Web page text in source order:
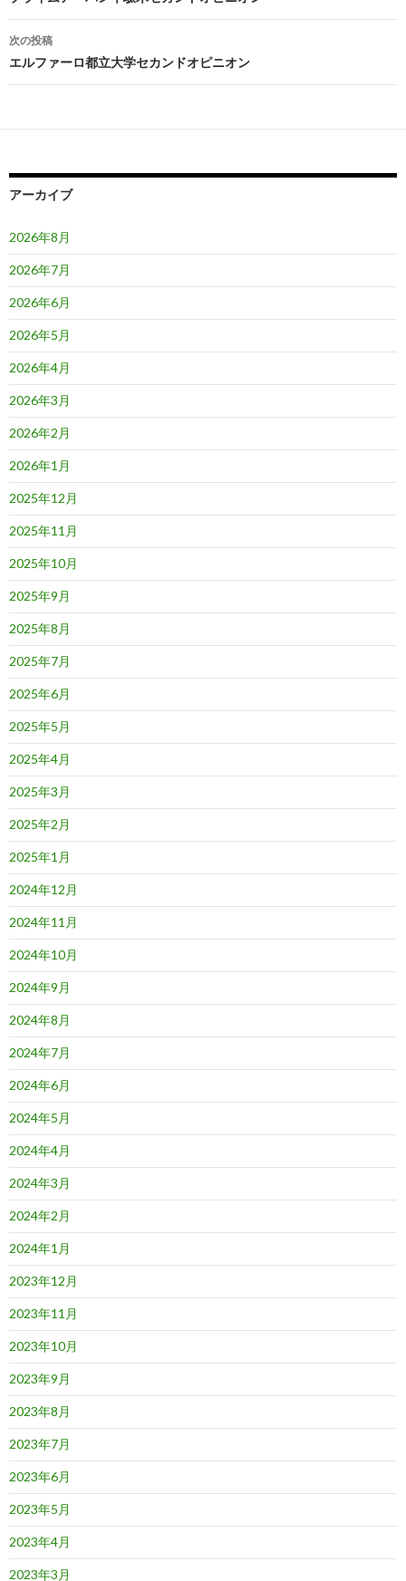
ナ
ビ
ゲ
ー
ョ
次の投稿
エルファーロ都立大学セカンドオピニオン
アーカイブ
2026年8月
2026年7月
2026年6月
2026年5月
2026年4月
2026年3月
2026年2月
2026年1月
2025年12月
2025年11月
2025年10月
2025年9月
2025年8月
2025年7月
2025年6月
2025年5月
2025年4月
2025年3月
2025年2月
2025年1月
2024年12月
2024年11月
2024年10月
2024年9月
2024年8月
2024年7月
2024年6月
2024年5月
2024年4月
2024年3月
2024年2月
2024年1月
2023年12月
2023年11月
2023年10月
2023年9月
2023年8月
2023年7月
2023年6月
2023年5月
2023年4月
2023年3月